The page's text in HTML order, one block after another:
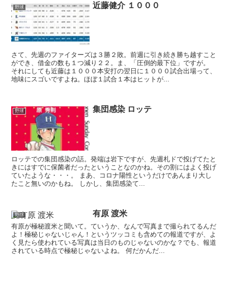
野球 近藤健介 １０００
さて、先週のファイターズは３勝２敗。前週に引き続き勝ち越すこと
ができ、借金の数も１つ減り２２。ま、「圧倒的最下位」ですが。
それにしても近藤は１０００本安打の翌日に１０００試合出場って、
地味にスゴいですよね。ほぼ１試合１本はヒットが...
野球 集団感染 ロッテ
ロッテでの集団感染の話。発端は岩下ですが、先週札ドで投げてたと
きにはすでに保菌者だったということなのかね。その割にはよく投げ
ていたような・・・。 まあ、コロナ陽性というだけであんまり大し
たこと無いのかもね。 しかし、集団感染て...
野球 有原 渡米
有原が極秘渡米と聞いて。ていうか、なんで写真まで撮られてるんだ
よ！極秘じゃないじゃん！というツッコミも含めての報道ですが、よ
く見たら使われている写真は当日のものじゃないのかな？でも、報道
されている時点で極秘じゃないよね。 何だかんだ...